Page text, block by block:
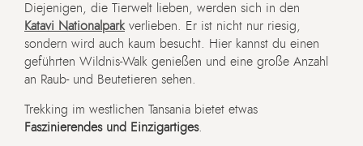
Diejenigen, die Tierwelt lieben, werden sich in den
Katavi Nationalpark verlieben. Er ist nicht nur riesig,
sondern wird auch kaum besucht. Hier kannst du einen
geführten Wildnis-Walk genießen und eine große Anzahl
an Raub- und Beutetieren sehen.
Trekking im westlichen Tansania bietet etwas
Faszinierendes und Einzigartiges.